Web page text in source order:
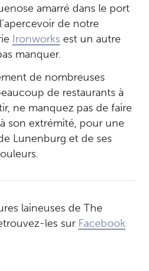
amarré dans le port
de notre
Ironworks est un autre
manquer.
de nombreuses
de restaurants à
ne manquez pas de faire
son extrémité, pour une
Lunenburg et de ses
laineuses de The
les sur Facebook